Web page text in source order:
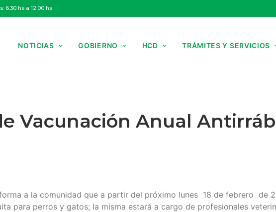
6.30 hs a 12.00 hs
NOTICIAS GOBIERNO HCD TRÁMITES Y SERVICIOS
Vacunación Anual
a la comunidad que a partir del próximo lunes 18 de febrero de
para perros y gatos; la misma estará a cargo de profesionales